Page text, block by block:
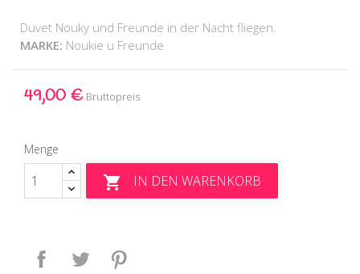
Duvet Nouky und Freunde in der Nacht fliegen.
MARKE: Noukie u Freunde
49,00 € Bruttopreis
Menge
 IN DEN WARENKORB
Teilen Tweet